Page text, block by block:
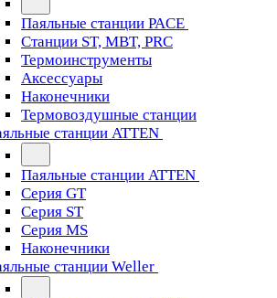
Паяльные станции PACE
Станции ST, MBT, PRC
Термоинструменты
Аксессуары
Наконечники
Термовоздушные станции
станции ATTEN
Паяльные станции ATTEN
Серия GT
Серия ST
Серия MS
Наконечники
станции Weller